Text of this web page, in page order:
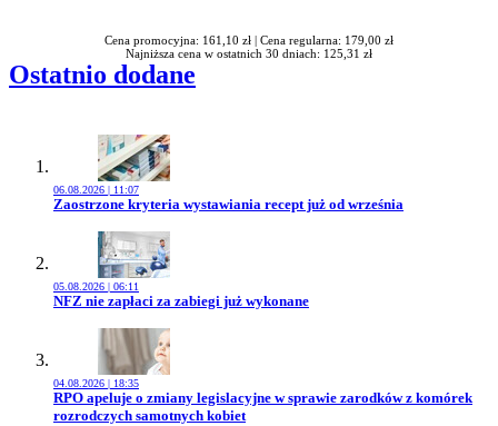
Cena promocyjna: 161,10 zł | Cena regularna: 179,00 zł
Najniższa cena w ostatnich 30 dniach: 125,31 zł
Ostatnio dodane
06.08.2026 | 11:07
Przejdź do artykułu:
Zaostrzone kryteria wystawiania recept już od września
05.08.2026 | 06:11
Przejdź do artykułu:
NFZ nie zapłaci za zabiegi już wykonane
04.08.2026 | 18:35
Przejdź do artykułu:
RPO apeluje o zmiany legislacyjne w sprawie zarodków z komórek
rozrodczych samotnych kobiet